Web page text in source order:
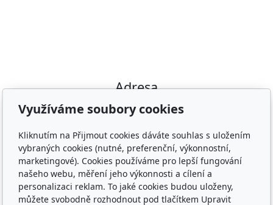
Adresa
Irish Cob the Czech Republic, z.s.
Bankovní spojení: 2001874788/2010
Kontakt
info@irishcob.cz
Využíváme soubory cookies
Kliknutím na Přijmout cookies dáváte souhlas s uložením
vybraných cookies (nutné, preferenční, výkonnostní,
marketingové). Cookies používáme pro lepší fungování
našeho webu, měření jeho výkonnosti a cílení a
personalizaci reklam. To jaké cookies budou uloženy,
můžete svobodně rozhodnout pod tlačítkem Upravit